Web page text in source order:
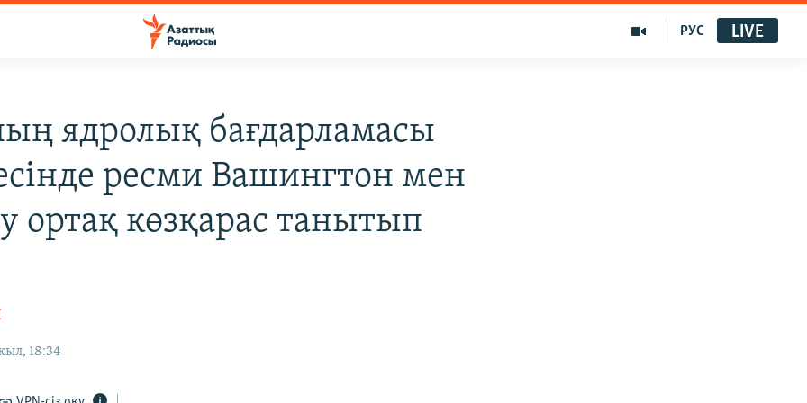
РУС LIVE
ядролық бағдарламасы
ресми Вашингтон мен
ортақ көзқарас танытып
18:34